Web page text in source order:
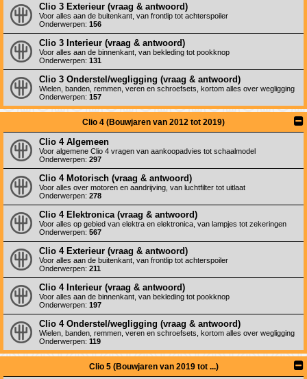
Clio 3 Exterieur (vraag & antwoord)
Voor alles aan de buitenkant, van frontlip tot achterspoiler
Onderwerpen: 156
Clio 3 Interieur (vraag & antwoord)
Voor alles aan de binnenkant, van bekleding tot pookknop
Onderwerpen: 131
Clio 3 Onderstel/wegligging (vraag & antwoord)
Wielen, banden, remmen, veren en schroefsets, kortom alles over wegligging
Onderwerpen: 157
Clio 4 (Bouwjaren van 2012 tot 2019)
Clio 4 Algemeen
Voor algemene Clio 4 vragen van aankoopadvies tot schaalmodel
Onderwerpen: 297
Clio 4 Motorisch (vraag & antwoord)
Voor alles over motoren en aandrijving, van luchtfilter tot uitlaat
Onderwerpen: 278
Clio 4 Elektronica (vraag & antwoord)
Voor alles op gebied van elektra en elektronica, van lampjes tot zekeringen
Onderwerpen: 567
Clio 4 Exterieur (vraag & antwoord)
Voor alles aan de buitenkant, van frontlip tot achterspoiler
Onderwerpen: 211
Clio 4 Interieur (vraag & antwoord)
Voor alles aan de binnenkant, van bekleding tot pookknop
Onderwerpen: 197
Clio 4 Onderstel/wegligging (vraag & antwoord)
Wielen, banden, remmen, veren en schroefsets, kortom alles over wegligging
Onderwerpen: 119
Clio 5 (Bouwjaren van 2019 tot ...)